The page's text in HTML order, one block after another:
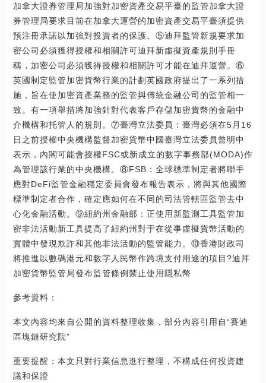
加拿大證券管理局加強對加密資產交易平臺的監管加拿大證
券管理局要求目前在加拿大運營的加密資產交易平臺須提供
預注冊承諾以加強對投資者的保護。⑤迪拜監管新規要求加
密公司必須獲得授權和相關許可迪拜新虛擬資產規則手冊
稱，加密公司必須獲得授權和相關許可才能在迪拜運營。⑥
英國制定監管加密貨幣行業的計劃英國政府提出了一系列措
施，旨在使加密資產業務的監管與傳統金融公司的監管相一
致。有一項舉措將加強針對代表客戶存儲加密貨幣的金融中
介機構和托管人的規則。⑦臺灣立法委員：臺灣必須在5月16
日之前授權中央機構監督加密貨幣中國臺灣立法委員曾明中
表示，內閣可能會授權FSC或新成立的數字事務部(MODA)作
為管理該行業的中央機構。⑧FSB：全球標準制定者將聯手
應對DeFi監管金融穩定委員會發布報告表示，將與其他國際
標準制定者合作，確定應如何在不同的司法管轄區監管去中
心化金融活動。⑨紐約州金融部：正使用新監測工具監管加
密非法活動新工具提高了紐約州對于在從事虛擬貨幣活動的
實體中發現欺詐和其他非法活動的監管能力。⑩香港財政司
將推進以數碼港元和數字人民幣作跨境支付用途的項目?迪拜
加密貨幣監管局發布監管條例禁止使用隱私幣
參考資料：
本文內容均來自公開的資料整理收集，部分內容引用自“賽迪
區塊鏈研究院”
重要提醒：本文只對行業信息進行整理，不構成任何投資建
議和保證